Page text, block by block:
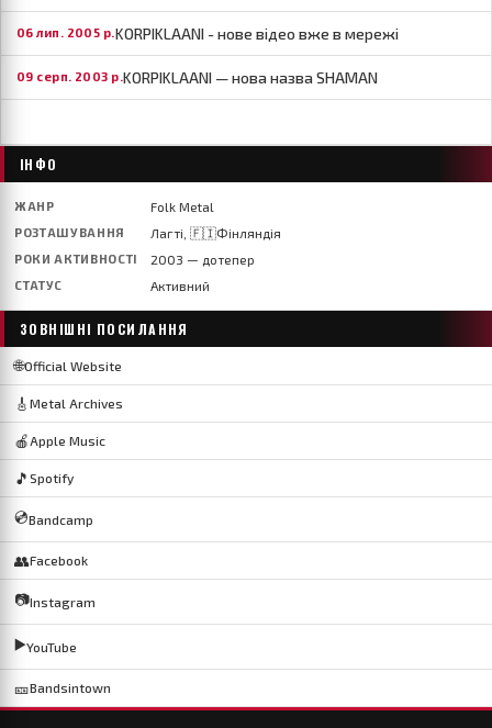
06 лип. 2005 р.KORPIKLAANI - нове відео вже в мережі
09 серп. 2003 р.KORPIKLAANI — нова назва SHAMAN
ІНФО
ЖАНР Folk Metal
РОЗТАШУВАННЯ Лагті, 🇫🇮Фінляндія
РОКИ АКТИВНОСТІ 2003 — дотепер
СТАТУС Активний
ЗОВНІШНІ ПОСИЛАННЯ
🌐Official Website
🎸 Metal Archives
🍎 Apple Music
🎵 Spotify
💿Bandcamp
👥Facebook
📷Instagram
▶️YouTube
🎫Bandsintown